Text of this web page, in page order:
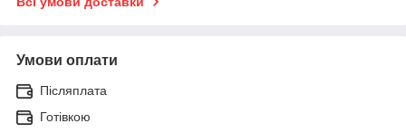
Умови оплати
Післяплата
Готівкою